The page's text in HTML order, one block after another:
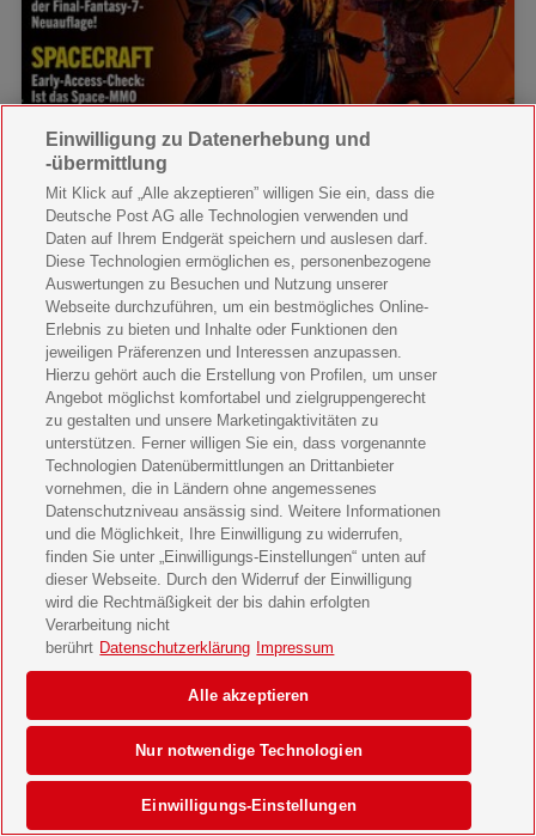
Einwilligung zu Datenerhebung und
-übermittlung
Mit Klick auf „Alle akzeptieren” willigen Sie ein, dass die
Deutsche Post AG alle Technologien verwenden und
Daten auf Ihrem Endgerät speichern und auslesen darf.
Diese Technologien ermöglichen es, personenbezogene
Auswertungen zu Besuchen und Nutzung unserer
Webseite durchzuführen, um ein bestmögliches Online-
Erlebnis zu bieten und Inhalte oder Funktionen den
jeweiligen Präferenzen und Interessen anzupassen.
Hierzu gehört auch die Erstellung von Profilen, um unser
Angebot möglichst komfortabel und zielgruppengerecht
zu gestalten und unsere Marketingaktivitäten zu
unterstützen. Ferner willigen Sie ein, dass vorgenannte
Technologien Datenübermittlungen an Drittanbieter
vornehmen, die in Ländern ohne angemessenes
Datenschutzniveau ansässig sind. Weitere Informationen
und die Möglichkeit, Ihre Einwilligung zu widerrufen,
finden Sie unter „Einwilligungs-Einstellungen“ unten auf
dieser Webseite. Durch den Widerruf der Einwilligung
wird die Rechtmäßigkeit der bis dahin erfolgten
Verarbeitung nicht
berührt Datenschutzerklärung Impressum
Einwilligungs-Einstellungen
Nur notwendige Technologien
Alle akzeptieren